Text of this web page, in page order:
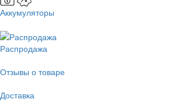
Аккумуляторы
Распродажа
Отзывы о товаре
Доставка